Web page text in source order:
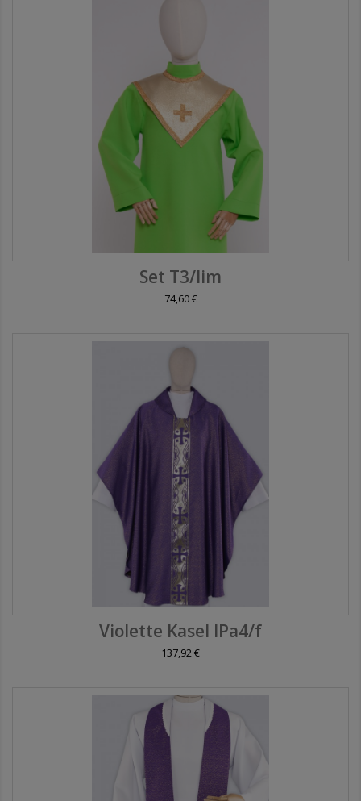
Set T3/lim
74,60 €
Violette Kasel IPa4/f
137,92 €